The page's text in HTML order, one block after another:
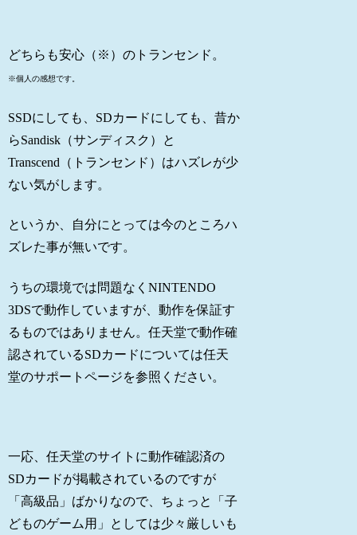
どちらも安心（※）のトランセンド。
※個人の感想です。
SSDにしても、SDカードにしても、昔か
らSandisk（サンディスク）と
Transcend（トランセンド）はハズレが少
ない気がします。
というか、自分にとっては今のところハ
ズレた事が無いです。
うちの環境では問題なくNINTENDO
3DSで動作していますが、動作を保証す
るものではありません。任天堂で動作確
認されているSDカードについては任天
堂のサポートページを参照ください。
一応、任天堂のサイトに動作確認済の
SDカードが掲載されているのですが
「高級品」ばかりなので、ちょっと「子
どものゲーム用」としては少々厳しいも